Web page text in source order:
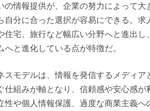
の情報提供が、企業の努力によって
自分に合った選択が容易にできる。
住宅、旅行など幅広い分野へと進出
へと進化している点が特徴だ。
スモデルは、情報を発信するメディ
仕組みが軸となり、信頼感や安心感が
性や個人情報保護、過度な商業主義